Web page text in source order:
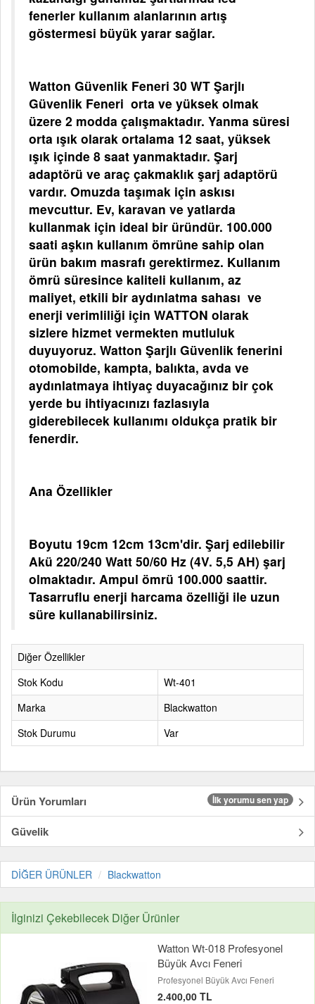
fenerler kullanım alanlarının artış
göstermesi büyük yarar sağlar.
Watton Güvenlik Feneri 30 WT Şarjlı
Güvenlik Feneri orta ve yüksek olmak
üzere 2 modda çalışmaktadır. Yanma süresi
orta ışık olarak ortalama 12 saat, yüksek
ışık içinde 8 saat yanmaktadır. Şarj
adaptörü ve araç çakmaklık şarj adaptörü
vardır. Omuzda taşımak için askısı
mevcuttur. Ev, karavan ve yatlarda
kullanmak için ideal bir üründür. 100.000
saati aşkın kullanım ömrüne sahip olan
ürün bakım masrafı gerektirmez. Kullanım
ömrü süresince kaliteli kullanım, az
maliyet, etkili bir aydınlatma sahası ve
enerji verimliliği için WATTON olarak
sizlere hizmet vermekten mutluluk
duyuyoruz. Watton Şarjlı Güvenlik fenerini
otomobilde, kampta, balıkta, avda ve
aydınlatmaya ihtiyaç duyacağınız bir çok
yerde bu ihtiyacınızı fazlasıyla
giderebilecek kullanımı oldukça pratik bir
fenerdir.
Ana Özellikler
Boyutu 19cm 12cm 13cm'dir. Şarj edilebilir
Akü 220/240 Watt 50/60 Hz (4V. 5,5 AH) şarj
olmaktadır. Ampul ömrü 100.000 saattir.
Tasarruflu enerji harcama özelliği ile uzun
süre kullanabilirsiniz.
Diğer Özellikler
Stok Kodu
Wt-401
Marka
Blackwatton
Stok Durumu
Var
Ürün Yorumları İlk yorumu sen yap
Güvelik
DİĞER ÜRÜNLER Blackwatton
İlginizi Çekebilecek Diğer Ürünler
Watton Wt-018 Profesyonel
Büyük Avcı Feneri
Profesyonel Büyük Avcı Feneri
2.400,00 TL